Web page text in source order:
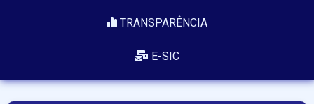
TRANSPARÊNCIA
E-SIC